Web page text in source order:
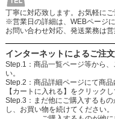
丁寧に対応致します。お気軽にご
※営業日の詳細は、WEBページ
お問い合わせ対応、発送業務は営
インターネットによるご注
Step.1：商品一覧ページ等から
い。
Step.2：商品詳細ページにて商
【カートに入れる】をクリックし
Step.3：まだ他にご購入するも
し、お買い物を続けてください。